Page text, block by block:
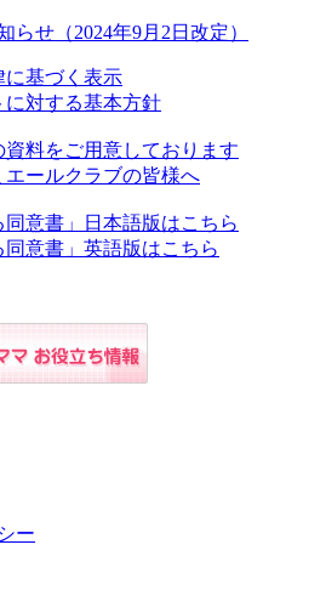
らせ（2024年9月2日改定）
に基づく表示
に対する基本方針
料をご用意しております
ールクラブの皆様へ
同意書」日本語版はこちら
同意書」英語版はこちら
ー